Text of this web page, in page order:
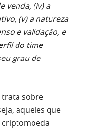
venda, (iv) a
(v) a natureza
e validação, e
do time
grau de
trata sobre
aqueles que